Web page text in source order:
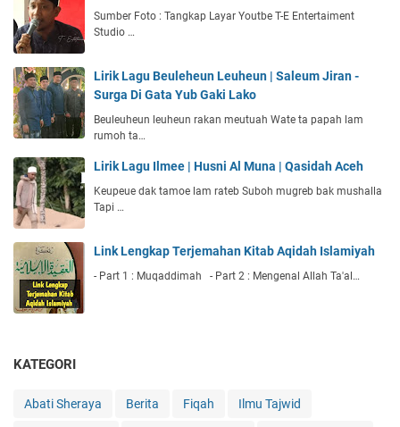
Sumber Foto : Tangkap Layar Youtbe T-E Entertaiment
Studio …
Lirik Lagu Beuleheun Leuheun | Saleum Jiran -
Surga Di Gata Yub Gaki Lako
Beuleuheun leuheun rakan meutuah Wate ta papah lam
rumoh ta…
Lirik Lagu Ilmee | Husni Al Muna | Qasidah Aceh
Keupeue dak tamoe lam rateb Suboh mugreb bak mushalla
Tapi …
Link Lengkap Terjemahan Kitab Aqidah Islamiyah
- Part 1 : Muqaddimah - Part 2 : Mengenal Allah Ta'al…
KATEGORI
Abati Sheraya Berita Fiqah Ilmu Tajwid